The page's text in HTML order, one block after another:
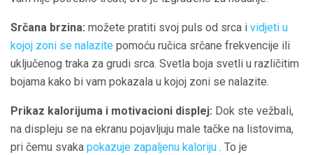
Srčana brzina: možete pratiti svoj puls od srca i vidjeti u
kojoj zoni se nalazite pomoću ručica srčane frekvencije ili
uključenog traka za grudi srca. Svetla boja svetli u različitim
bojama kako bi vam pokazala u kojoj zoni se nalazite.
Prikaz kalorijuma i motivacioni displej: Dok ste vežbali,
na displeju se na ekranu pojavljuju male tačke na listovima,
pri čemu svaka pokazuje zapaljenu kaloriju . To je